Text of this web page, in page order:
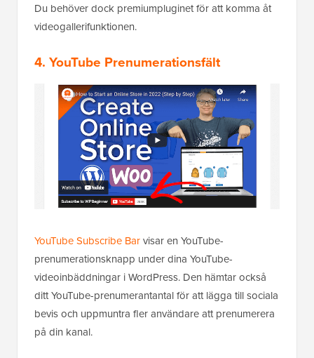
Du behöver dock premiumpluginet för att komma åt
videogallerifunktionen.
4. YouTube Prenumerationsfält
YouTube Subscribe Barvisar en YouTube-
prenumerationsknapp under dina YouTube-
videoinbäddningar i WordPress. Den hämtar också
ditt YouTube-prenumerantantal för att lägga till sociala
bevis och uppmuntra fler användare att prenumerera
på din kanal.